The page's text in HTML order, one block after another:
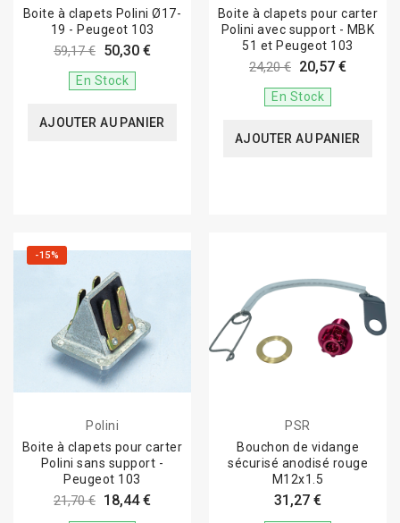
Boite à clapets Polini Ø17-
19 - Peugeot 103
59,17 € 50,30 €
En Stock
AJOUTER AU PANIER
Boite à clapets pour carter
Polini avec support - MBK
51 et Peugeot 103
24,20 € 20,57 €
En Stock
AJOUTER AU PANIER
-15%
Polini
Boite à clapets pour carter
Polini sans support -
Peugeot 103
21,70 € 18,44 €
PSR
Bouchon de vidange
sécurisé anodisé rouge
M12x1.5
31,27 €